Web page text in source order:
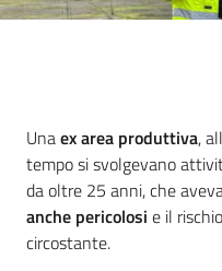
Introduzione
Unaex area produttiva,
tempo si svolgevano
da oltre 25 anni, che
anche pericolosi e il
circostante.